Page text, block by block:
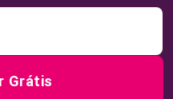
Grátis